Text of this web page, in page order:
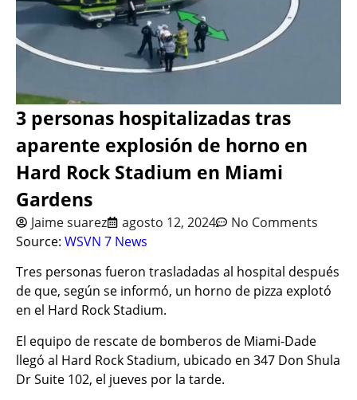
3 personas hospitalizadas tras
aparente explosión de horno en
Hard Rock Stadium en Miami
Gardens
Jaime suarez agosto 12, 2024
No Comments
Source: WSVN 7 News
Tres personas fueron trasladadas al hospital después
de que, según se informó, un horno de pizza explotó
en el Hard Rock Stadium.
El equipo de rescate de bomberos de Miami-Dade
llegó al Hard Rock Stadium, ubicado en 347 Don Shula
Dr Suite 102, el jueves por la tarde.